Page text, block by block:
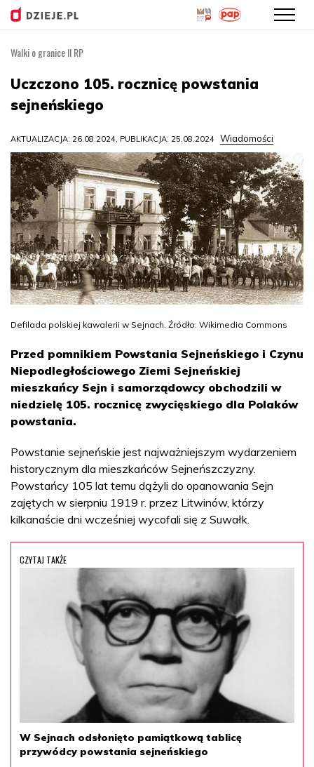
treści
Walki o granice II RP
Uczczono 105. rocznicę powstania
sejneńskiego
AKTUALIZACJA: 26.08.2024, PUBLIKACJA: 25.08.2024 Wiadomości
Defilada polskiej kawalerii w Sejnach. Źródło: Wikimedia Commons
Przed pomnikiem Powstania Sejneńskiego i Czynu
Niepodległościowego Ziemi Sejneńskiej
mieszkańcy Sejn i samorządowcy obchodzili w
niedzielę 105. rocznicę zwycięskiego dla Polaków
powstania.
Powstanie sejneńskie jest najważniejszym wydarzeniem
historycznym dla mieszkańców Sejneńszczyzny.
Powstańcy 105 lat temu dążyli do opanowania Sejn
zajętych w sierpniu 1919 r. przez Litwinów, którzy
kilkanaście dni wcześniej wycofali się z Suwałk.
CZYTAJ TAKŻE
W Sejnach odsłonięto pamiątkową tablicę
przywódcy powstania sejneńskiego